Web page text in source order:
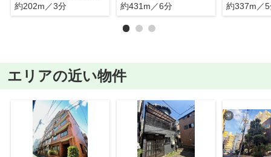
約202m／3分
約431m／6分
約337m／
エリアの近い物件